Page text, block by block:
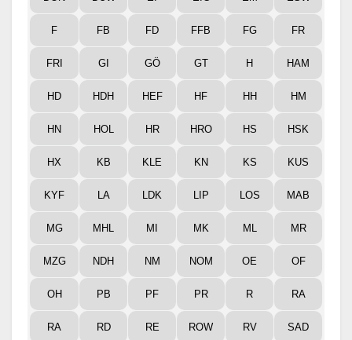
F FB FD FFB FG FR
FRI GI GÖ GT H HAM
HD HDH HEF HF HH HM
HN HOL HR HRO HS HSK
HX KB KLE KN KS KUS
KYF LA LDK LIP LOS MAB
MG MHL MI MK ML MR
MZG NDH NM NOM OE OF
OH PB PF PR R RA
RA RD RE ROW RV SAD